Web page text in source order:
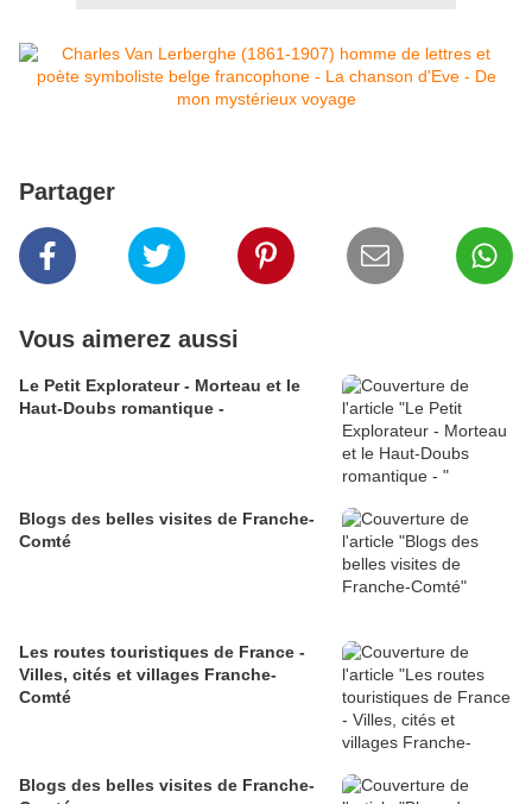
Partager
Vous aimerez aussi
Le Petit Explorateur - Morteau et le
Haut-Doubs romantique -
Blogs des belles visites de Franche-
Comté
Les routes touristiques de France -
Villes, cités et villages Franche-
Comté
Blogs des belles visites de Franche-